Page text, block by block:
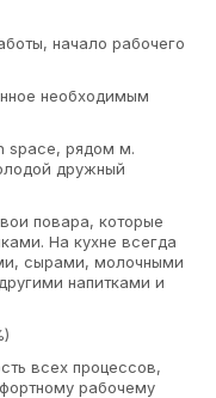
начало рабочего
необходимым
space, рядом м.
дружный
повара, которые
На кухне всегда
сырами, молочными
напитками и
всех процессов,
рабочему